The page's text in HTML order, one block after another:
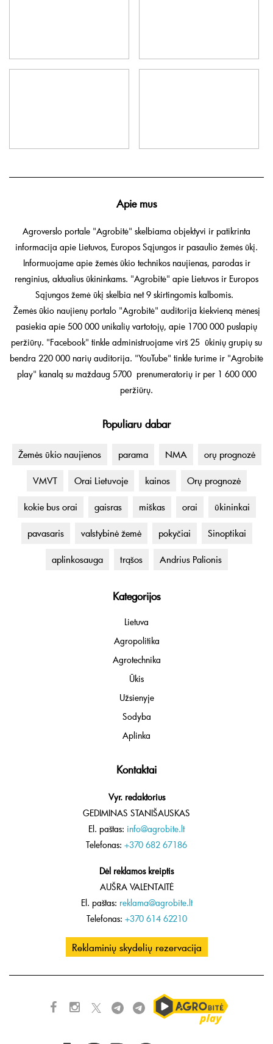
Apie mus
Agroverslo portale "Agrobitė" skelbiama objektyvi ir patikrinta
informacija apie Lietuvos, Europos Sąjungos ir pasaulio žemės ūkį.
Informuojame apie žemės ūkio technikos naujienas, parodas ir
renginius, aktualius ūkininkams. "Agrobitė" apie Lietuvos ir Europos
Sąjungos žemė ūkį skelbia net 9 skirtingomis kalbomis.
Žemės ūkio naujienų portalo "Agrobitė" auditorija kiekvieną mėnesį
pasiekia apie 500 000 unikalių vartotojų, apie 1700 000 puslapių
peržiūrų. "Facebook" tinkle administruojame virš 25 ūkinių grupių su
bendra 220 000 narių auditorija. "YouTube" tinkle turime ir "Agrobitė
play" kanalą su maždaug 5700 prenumeratorių ir per 1 600 000
peržiūrų.
Populiaru dabar
Žemės ūkio naujienos parama NMA orų prognozė
VMVT Orai Lietuvoje kainos Orų prognozė
kokie bus orai gaisras miškas orai ūkininkai
pavasaris valstybinė žemė pokyčiai Sinoptikai
aplinkosauga trąšos Andrius Palionis
Kategorijos
Lietuva
Agropolitika
Agrotechnika
Ūkis
Užsienyje
Sodyba
Aplinka
Kontaktai
Vyr. redaktorius
GEDIMINAS STANIŠAUSKAS
El. paštas: info@agrobite.lt
Telefonas: +370 682 67186
Dėl reklamos kreiptis
AUŠRA VALENTAITĖ
El. paštas: reklama@agrobite.lt
Telefonas: +370 614 62210
Reklaminių skydelių rezervacija